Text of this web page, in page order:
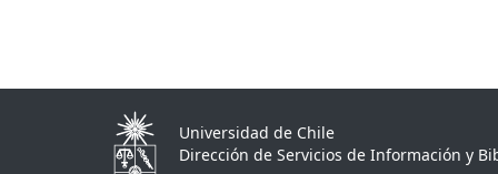
Universidad de Chile
Dirección de Servicios de Información y